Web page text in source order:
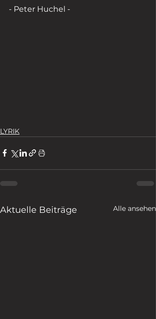
- Peter Huchel -
LYRIK
Aktuelle Beiträge Alle ansehen